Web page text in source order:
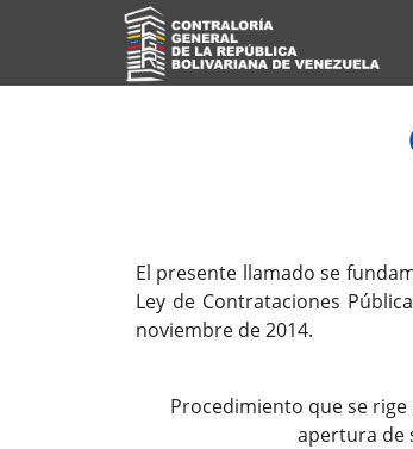
El presente llamado se
Ley de Contrataciones
noviembre de 2014.
Procedimiento que se
apertura de